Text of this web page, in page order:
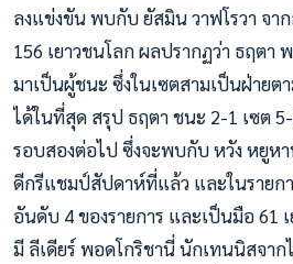
ลงแข่งขัน พบกับ ยัสมิน วาฟโรวา จา
156 เยาวชนโลก ผลปรากฏว่า ธฤต
มาเป็นผู้ชนะ ซึ่งในเซตสามเป็นฝ่ายต
ได้ในที่สุด สรุป ธฤตา ชนะ 2-1 เซต
รอบสองต่อไป ซึ่งจะพบกับ หวัง หยูห
ดีกรีแชมป์สัปดาห์ที่แล้ว และในรายก
อันดับ 4 ของรายการ และเป็นมือ 61
มี ลีเดียร์ พอดโกริชานี่ นักเทนนิสจาก